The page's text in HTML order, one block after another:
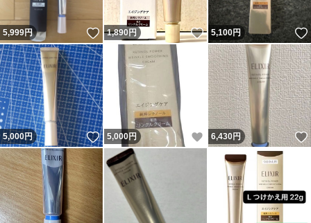
5,999円 いいね！
1,890 円 いいね！
5,100円
5,000円 いいね！
5,000円 いいね！
6,430円